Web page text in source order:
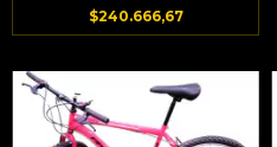
$240.666,67